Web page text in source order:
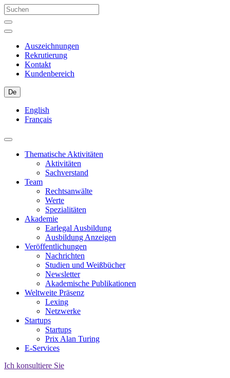
Auszeichnungen
Rekrutierung
Kontakt
Kundenbereich
De
English
Français
Thematische Aktivitäten
Aktivitäten
Sachverstand
Team
Rechtsanwälte
Werte
Spezialitäten
Akademie
Earlegal Ausbildung
Ausbildung Anzeigen
Veröffentlichungen
Nachrichten
Studien und Weißbücher
Newsletter
Akademische Publikationen
Weltweite Präsenz
Lexing
Netzwerke
Startups
Startups
Prix Alan Turing
E-Services
Ich konsultiere Sie